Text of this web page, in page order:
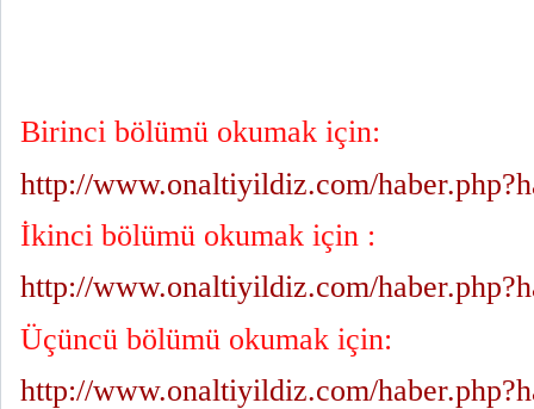
Birinci bölümü okumak için:
http://www.onaltiyildiz.com/
İkinci bölümü okumak için :
http://www.onaltiyildiz.com/
Üçüncü bölümü okumak için:
http://www.onaltiyildiz.com/